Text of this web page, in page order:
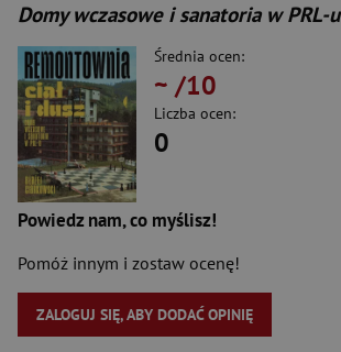
Domy wczasowe i sanatoria w PRL-u
Średnia ocen:
~ /10
Liczba ocen:
0
Powiedz nam, co myślisz!
Pomóż innym i zostaw ocenę!
ZALOGUJ SIĘ, ABY DODAĆ OPINIĘ